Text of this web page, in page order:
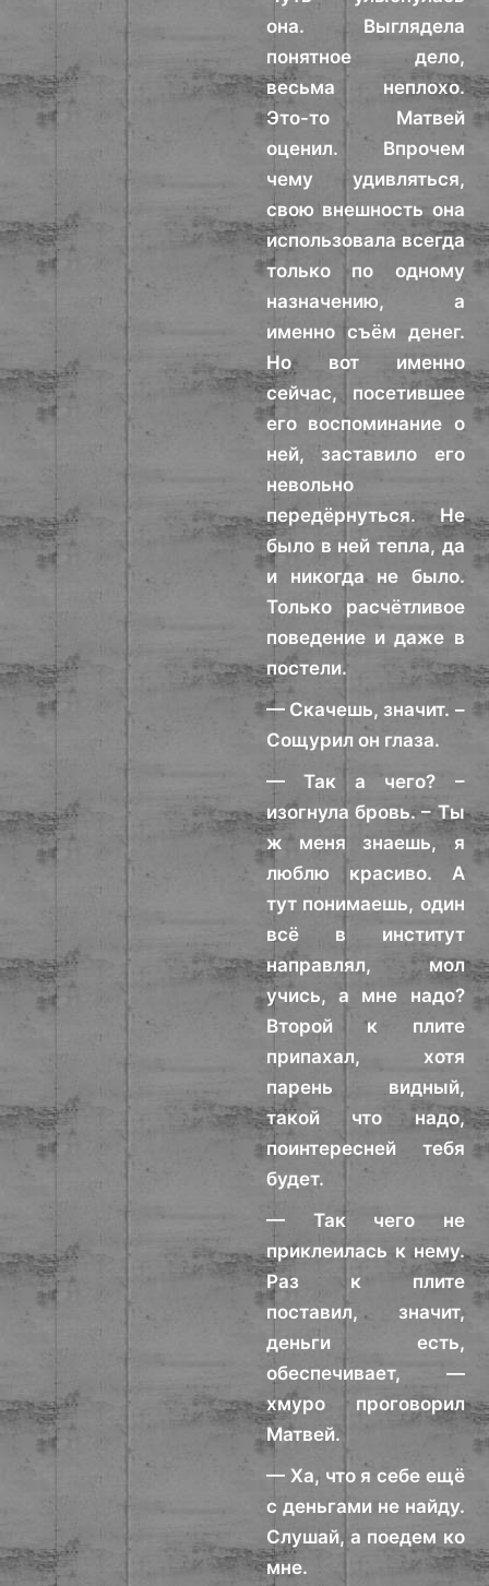
она. Выглядела
понятное дело,
весьма неплохо.
Это-то Матвей
оценил. Впрочем
чему удивляться,
свою внешность она
использовала всегда
только по одному
назначению, а
именно съём денег.
Но вот именно
сейчас, посетившее
его воспоминание о
ней, заставило его
невольно
передёрнуться. Не
было в ней тепла, да
и никогда не было.
Только расчётливое
поведение и даже в
постели.
— Скачешь, значит. –
Сощурил он глаза.
— Так а чего? –
изогнула бровь. – Ты
ж меня знаешь, я
люблю красиво. А
тут понимаешь, один
всё в институт
направлял, мол
учись, а мне надо?
Второй к плите
припахал, хотя
парень видный,
такой что надо,
поинтересней тебя
будет.
— Так чего не
приклеилась к нему.
Раз к плите
поставил, значит,
деньги есть,
обеспечивает, —
хмуро проговорил
Матвей.
— Ха, что я себе ещё
с деньгами не найду.
Слушай, а поедем ко
мне.